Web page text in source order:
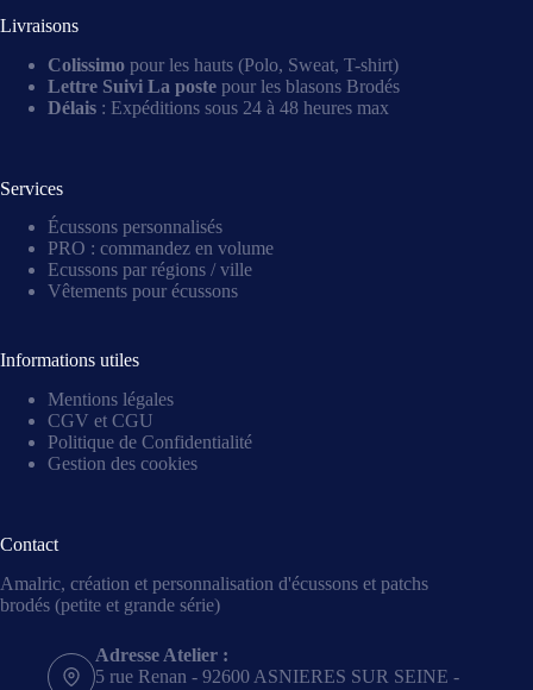
Livraisons
Colissimo pour les hauts (Polo, Sweat, T-shirt)
Lettre Suivi La poste pour les blasons Brodés
Délais : Expéditions sous 24 à 48 heures max
Services
Écussons personnalisés
PRO : commandez en volume
Ecussons par régions / ville
Vêtements pour écussons
Informations utiles
Mentions légales
CGV et CGU
Politique de Confidentialité
Gestion des cookies
Contact
Amalric, création et personnalisation d'écussons et patchs
brodés (petite et grande série)
Adresse Atelier :
5 rue Renan - 92600 ASNIERES SUR SEINE -